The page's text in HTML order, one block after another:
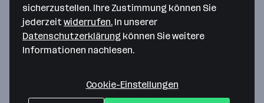
Bitte stimme unseren Cookie-
Richtlinien zu, um diese Karte
anzuzeigen.
sicherzustellen. Ihre Zustimmung können Sie
jederzeitwiderrufen. In unserer
Datenschutzerklärung können Sie weitere
Informationen nachlesen.
Cookie-Einstellungen